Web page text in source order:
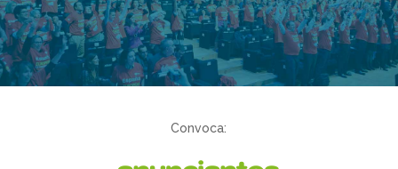
Convoca: